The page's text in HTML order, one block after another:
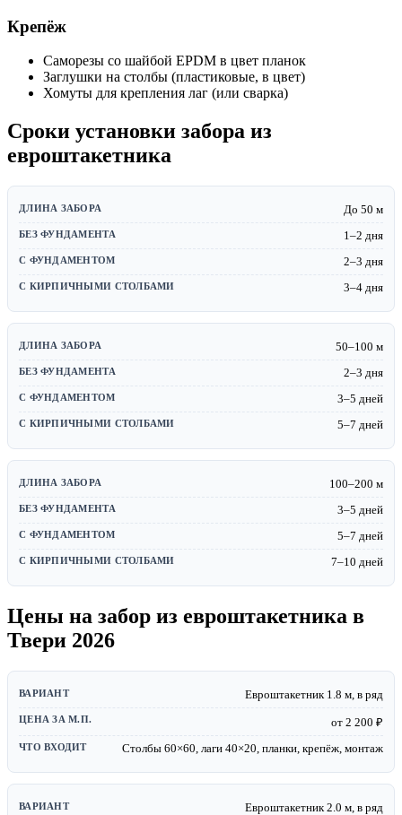
Крепёж
Саморезы со шайбой EPDM в цвет планок
Заглушки на столбы (пластиковые, в цвет)
Хомуты для крепления лаг (или сварка)
Сроки установки забора из
евроштакетника
До 50 м
1–2 дня
2–3 дня
3–4 дня
50–100 м
2–3 дня
3–5 дней
5–7 дней
100–200 м
3–5 дней
5–7 дней
7–10 дней
Цены на забор из евроштакетника в
Твери 2026
Евроштакетник 1.8 м, в ряд
от 2 200 ₽
Столбы 60×60, лаги 40×20, планки, крепёж, монтаж
Евроштакетник 2.0 м, в ряд